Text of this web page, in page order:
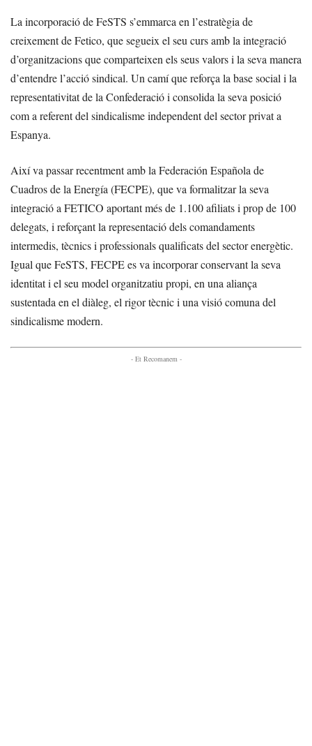
La incorporació de FeSTS s’emmarca en l’estratègia de
creixement de Fetico, que segueix el seu curs amb la integració
d’organitzacions que comparteixen els seus valors i la seva manera
d’entendre l’acció sindical. Un camí que reforça la base social i la
representativitat de la Confederació i consolida la seva posició
com a referent del sindicalisme independent del sector privat a
Espanya.
Així va passar recentment amb la Federación Española de
Cuadros de la Energía (FECPE), que va formalitzar la seva
integració a FETICO aportant més de 1.100 afiliats i prop de 100
delegats, i reforçant la representació dels comandaments
intermedis, tècnics i professionals qualificats del sector energètic.
Igual que FeSTS, FECPE es va incorporar conservant la seva
identitat i el seu model organitzatiu propi, en una aliança
sustentada en el diàleg, el rigor tècnic i una visió comuna del
sindicalisme modern.
- Et Recomanem -